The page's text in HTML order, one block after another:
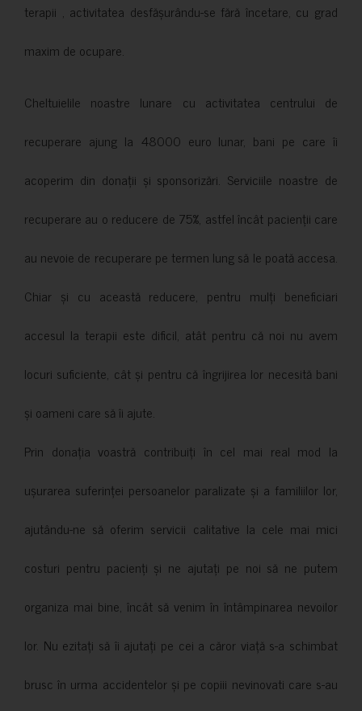
terapii , activitatea desfășurându-se fără încetare, cu grad
maxim de ocupare.
Cheltuielile noastre lunare cu activitatea centrului de
recuperare ajung la 48000 euro lunar, bani pe care îi
acoperim din donații și sponsorizări. Serviciile noastre de
recuperare au o reducere de 75%, astfel încât pacienții care
au nevoie de recuperare pe termen lung să le poată accesa.
Chiar și cu această reducere, pentru mulți beneficiari
accesul la terapii este dificil, atât pentru că noi nu avem
locuri suficiente, cât și pentru că îngrijirea lor necesită bani
și oameni care să îi ajute.
Prin donația voastră contribuiți în cel mai real mod la
ușurarea suferinței persoanelor paralizate și a familiilor lor,
ajutându-ne să oferim servicii calitative la cele mai mici
costuri pentru pacienți și ne ajutați pe noi să ne putem
organiza mai bine, încât să venim în întâmpinarea nevoilor
lor. Nu ezitați să îi ajutați pe cei a căror viață s-a schimbat
brusc în urma accidentelor și pe copiii nevinovati care s-au